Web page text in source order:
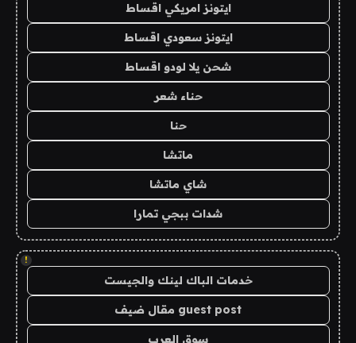
ايتونز امريكي اقساط
ايتونز سعودي اقساط
شحن يلا لودو اقساط
حناء شعر
حنا
ماتشا
شاي ماتشا
شدات ببجي تمارا
!
خدمات الباك لينك والجيست
guest post مقال ضيف
سوق العرب